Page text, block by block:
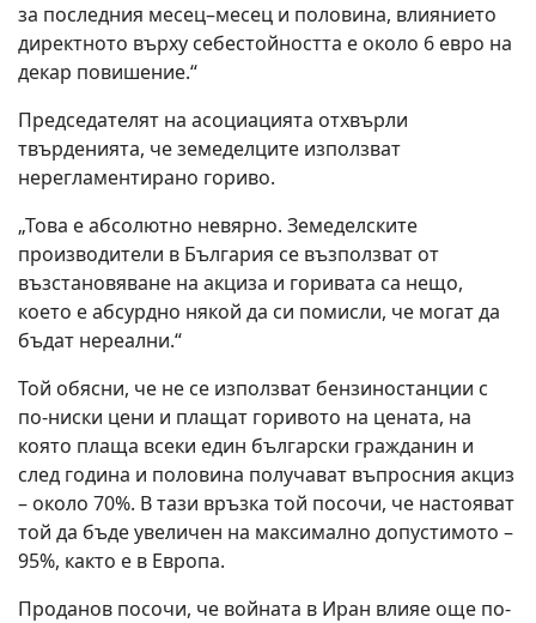
за последния месец–месец и половина, влиянието
директното върху себестойността е около 6 евро на
декар повишение.“
Председателят на асоциацията отхвърли
твърденията, че земеделците използват
нерегламентирано гориво.
„Това е абсолютно невярно. Земеделските
производители в България се възползват от
възстановяване на акциза и горивата са нещо,
което е абсурдно някой да си помисли, че могат да
бъдат нереални.“
Той обясни, че не се използват бензиностанции с
по-ниски цени и плащат горивото на цената, на
която плаща всеки един български гражданин и
след година и половина получават въпросния акциз
– около 70%. В тази връзка той посочи, че настояват
той да бъде увеличен на максимално допустимото –
95%, както е в Европа.
Проданов посочи, че войната в Иран влияе още по-